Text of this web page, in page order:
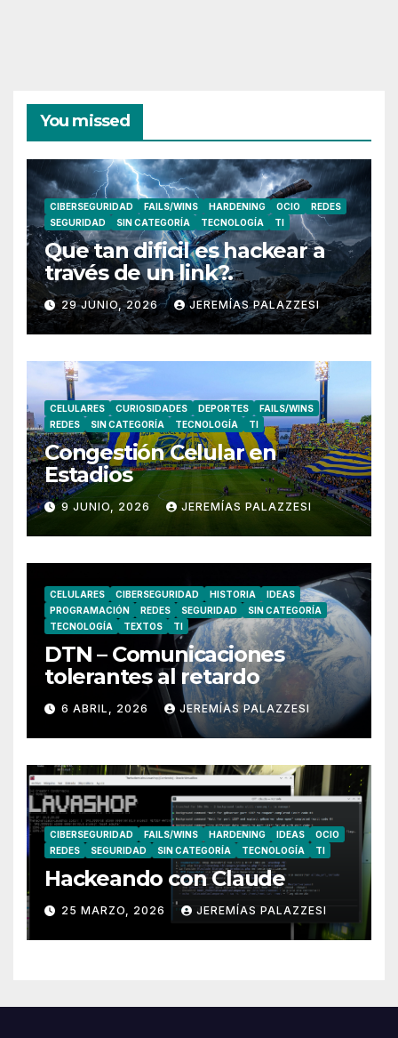
You missed
CIBERSEGURIDAD FAILS/WINS HARDENING OCIO
REDES
SEGURIDAD
SIN CATEGORÍA TECNOLOGÍA TI
Que tan dificil es hackear a
través de un link?.
29 JUNIO, 2026 JEREMÍAS PALAZZESI
CELULARES CURIOSIDADES DEPORTES
FAILS/WINS
REDES
SIN CATEGORÍA TECNOLOGÍA TI
Congestión Celular en
Estadios
9 JUNIO, 2026 JEREMÍAS PALAZZESI
CELULARES CIBERSEGURIDAD HISTORIA
IDEAS
PROGRAMACIÓN
REDES SEGURIDAD
SIN CATEGORÍA
TECNOLOGÍA
TEXTOS TI
DTN – Comunicaciones
tolerantes al retardo
6 ABRIL, 2026 JEREMÍAS PALAZZESI
CIBERSEGURIDAD FAILS/WINS HARDENING IDEAS
OCIO
REDES
SEGURIDAD SIN CATEGORÍA TECNOLOGÍA TI
Hackeando con Claude
25 MARZO, 2026 JEREMÍAS PALAZZESI